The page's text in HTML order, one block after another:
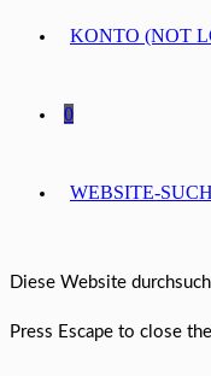
KONTO (NOT
0
WEBSITE-
Diese Website
Press Escape to close